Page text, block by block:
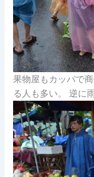
果物屋もカッパで
る人も多い。 逆に